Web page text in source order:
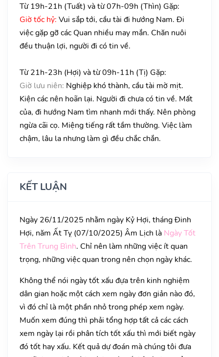
Từ 19h-21h (Tuất) và từ 07h-09h (Thìn) Gặp:
Giờ tốc hỷ: Vui sắp tới, cầu tài đi hướng Nam. Đi
việc gặp gỡ các Quan nhiều may mắn. Chăn nuôi
đều thuận lợi, người đi có tin về.
Từ 21h-23h (Hợi) và từ 09h-11h (Tị) Gặp:
Giờ lưu niên: Nghiệp khó thành, cầu tài mờ mịt.
Kiện các nên hoãn lại. Người đi chưa có tin về. Mất
của, đi hướng Nam tìm nhanh mới thấy. Nên phòng
ngừa cãi cọ. Miệng tiếng rất tầm thường. Việc làm
chậm, lâu la nhưng làm gì đều chắc chắn.
KẾT LUẬN
Ngày 26/11/2025 nhằm ngày Kỷ Hợi, tháng Đinh
Hợi, năm Ất Tỵ (07/10/2025) Âm Lịch là Ngày Tốt
Trên Trung Bình. Chỉ nên làm những việc ít quan
trọng, những việc quan trong nên chọn ngày khác.
Không thể nói ngày tốt xấu đựa trên kinh nghiệm
dân gian hoặc một cách xem ngày đơn giản nào đó,
vì đó chỉ là một phần nhỏ trong phép xem ngày.
Muốn xem đúng thì phải tổng hợp tất cả các cách
xem ngày lại rồi phân tích tốt xấu thì mới biết ngày
đó tốt hay xấu. Kết quả dự đoán mà chúng tôi đưa